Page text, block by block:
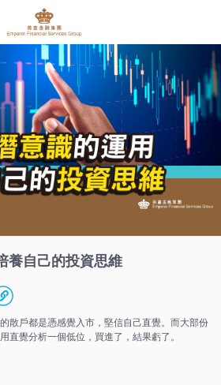
養自己的投資思維
散戶都是憑感覺入市，堅信自己直覺。而大部份
直覺分析一個低位，買進了，結果虧了。